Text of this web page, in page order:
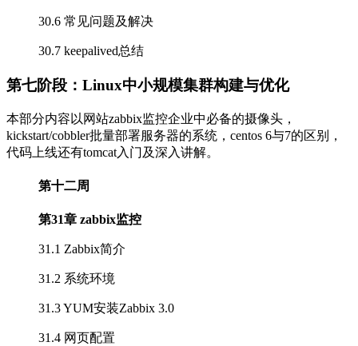
30.6 常见问题及解决
30.7 keepalived总结
第七阶段：Linux中小规模集群构建与优化
本部分内容以网站zabbix监控企业中必备的摄像头，
kickstart/cobbler批量部署服务器的系统，centos 6与7的区别，
代码上线还有tomcat入门及深入讲解。
第十二周
第31章 zabbix监控
31.1 Zabbix简介
31.2 系统环境
31.3 YUM安装Zabbix 3.0
31.4 网页配置